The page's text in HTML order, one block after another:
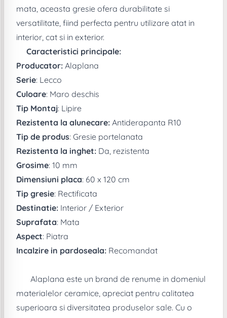
mata, aceasta gresie ofera durabilitate si
versatilitate, fiind perfecta pentru utilizare atat in
interior, cat si in exterior.
Caracteristici principale:
Producator: Alaplana
Serie: Lecco
Culoare: Maro deschis
Tip Montaj: Lipire
Rezistenta la alunecare: Antiderapanta R10
Tip de produs: Gresie portelanata
Rezistenta la inghet: Da, rezistenta
Grosime: 10 mm
Dimensiuni placa: 60 x 120 cm
Tip gresie: Rectificata
Destinatie: Interior / Exterior
Suprafata: Mata
Aspect: Piatra
Incalzire in pardoseala: Recomandat
Alaplana este un brand de renume in domeniul
materialelor ceramice, apreciat pentru calitatea
superioara si diversitatea produselor sale. Cu o